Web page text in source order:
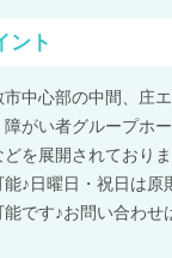
ント
市中心部の中間、庄
がい者グループホ
を展開されており
♪日曜日・祝日は
です♪お問い合わせ